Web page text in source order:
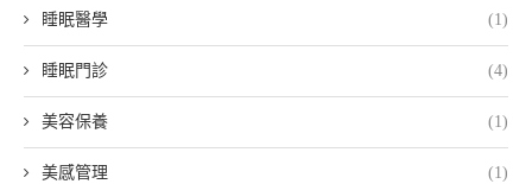
睡眠醫學 (1)
睡眠門診 (4)
美容保養 (1)
美感管理 (1)